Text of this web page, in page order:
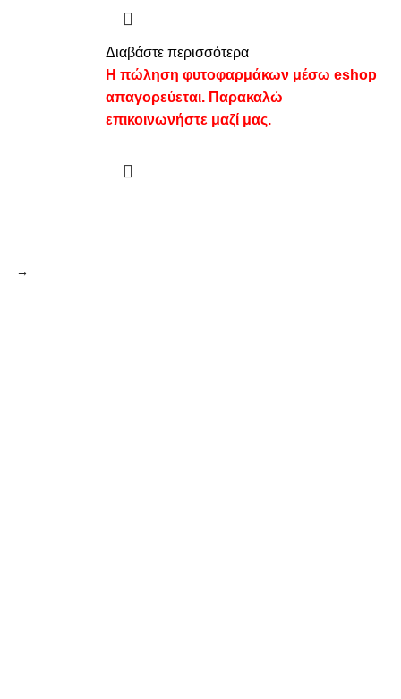
Διαβάστε περισσότερα
Η πώληση φυτοφαρμάκων μέσω eshop
απαγορεύεται. Παρακαλώ
επικοινωνήστε μαζί μας.
→